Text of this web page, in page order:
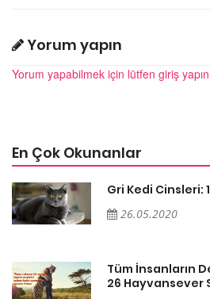
Yorum yapın
Yorum yapabilmek için lütfen giriş
En Çok Okunanlar
Gri Kedi Cinsleri:
26.05.2020
Tüm İnsanların
26 Hayvansever